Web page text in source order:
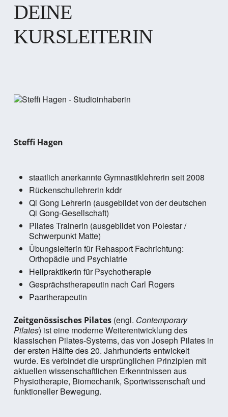
DEINE
KURSLEITERIN
Steffi Hagen
staatlich anerkannte Gymnastiklehrerin seit 2008
Rückenschullehrerin kddr
Qi Gong Lehrerin (ausgebildet von der deutschen
Qi Gong-Gesellschaft)
Pilates Trainerin (ausgebildet von Polestar /
Schwerpunkt Matte)
Übungsleiterin für Rehasport Fachrichtung:
Orthopädie und Psychiatrie
Heilpraktikerin für Psychotherapie
Gesprächstherapeutin nach Carl Rogers
Paartherapeutin
Zeitgenössisches Pilates(engl. Contemporary
Pilates) ist eine moderne Weiterentwicklung des
klassischen Pilates-Systems, das von Joseph Pilates in
der ersten Hälfte des 20. Jahrhunderts entwickelt
wurde. Es verbindet die ursprünglichen Prinzipien mit
aktuellen wissenschaftlichen Erkenntnissen aus
Physiotherapie, Biomechanik, Sportwissenschaft und
funktioneller Bewegung.